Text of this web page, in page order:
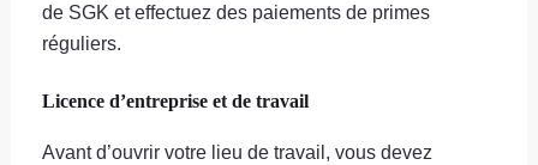
de SGK et effectuez des paiements de primes
réguliers.
Licence d’entreprise et de travail
Avant d’ouvrir votre lieu de travail, vous devez